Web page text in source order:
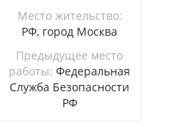
Место жительство:
РФ, город Москва
Предыдущее место
работы: Федеральная
Служба Безопасности
РФ